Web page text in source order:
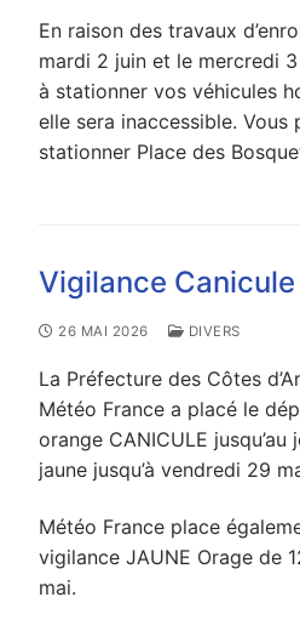
En raison des travaux
mardi 2 juin et le mercredi
à stationner vos véhicules
elle sera inaccessible. Vous
stationner Place des
Vigilance Canicule
26 MAI 2026 DIVERS
La Préfecture des Côtes
Météo France a placé le
orange CANICULE
jaune jusqu’à vendredi 29
Météo France place
vigilance JAUNE Orage de
mai.